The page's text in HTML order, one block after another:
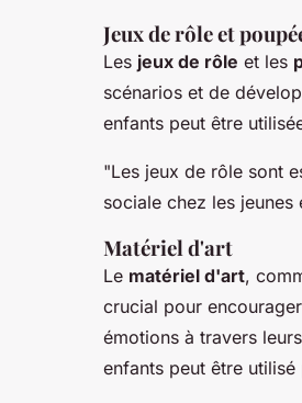
Jeux de rôle et
Les jeux de rôle et les
scénarios et de
enfants peut être
"Les jeux de rôle sont
sociale chez les jeunes
Matériel d'art
Le matériel d'art,
crucial pour
émotions à travers
enfants peut être